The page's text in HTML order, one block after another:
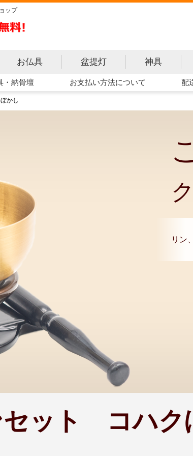
ップ
お仏具 盆提灯 神具
・納骨壇 お支払い方法について 配
かし
こ
リン
セット コハク